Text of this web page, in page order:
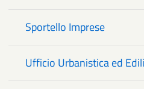
Sportello Imprese
Ufficio Urbanistica ed